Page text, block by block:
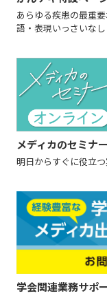
あらゆる疾患の最重
語・表現いっさいな
メディカのセミナー
明日からすぐに役立
学会関連業務サポ